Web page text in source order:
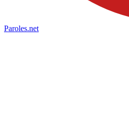
Paroles.net